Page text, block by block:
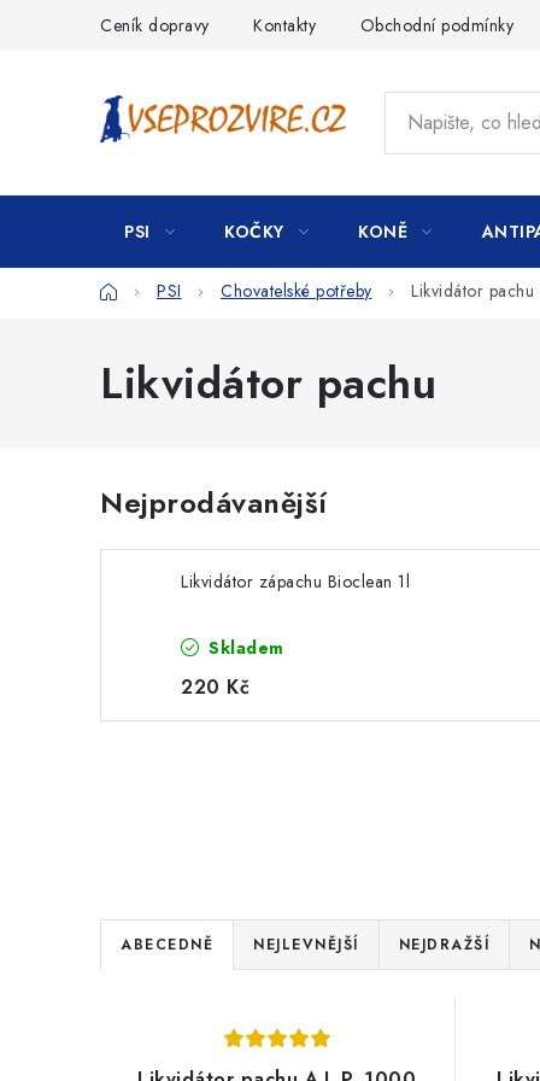
Ceník dopravy Kontakty Obchodní podmínky
PSI KOČKY KONĚ
DomůPSI Chovatelské potřeby Likvidátor pachu
Likvidátor pachu
Nejprodávanější
Likvidátor zápachu Bioclean 1l
Skladem
220 Kč
Ř
a
ABECEDNĚ NEJLEVNĚJŠÍ NEJDRAŽŠÍ